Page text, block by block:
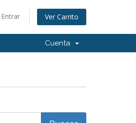
Entrar Ver Carrito
Cuenta